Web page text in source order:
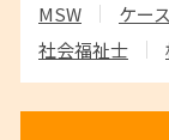
MSW ケー
社会福祉士